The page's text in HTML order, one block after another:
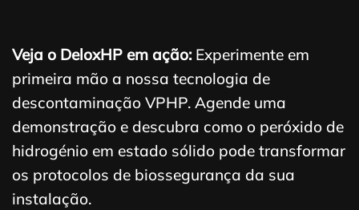
Veja o DeloxHP em ação: Experimente em
primeira mão a nossa tecnologia de
descontaminação VPHP. Agende uma
demonstração e descubra como o peróxido de
hidrogénio em estado sólido pode transformar
os protocolos de biossegurança da sua
instalação.